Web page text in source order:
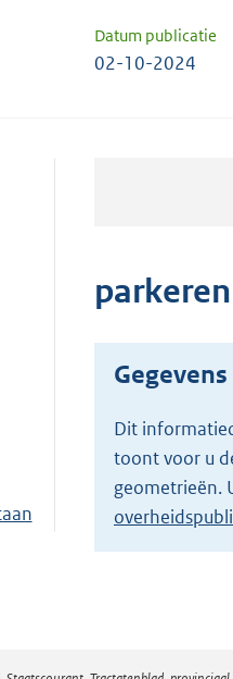
Datum publicatie
02-10-2024
Dit
toont voor u
geometrieën.